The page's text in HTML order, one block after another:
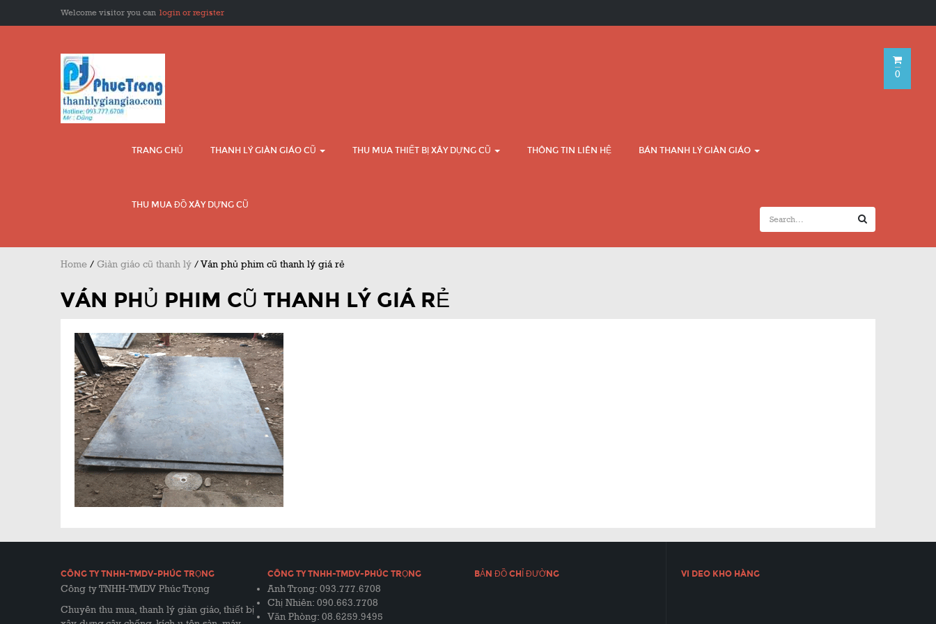
Welcome visitor you can login or register
TRANG CHỦ THANH LÝ GIÀN GIÁO CŨ THU MUA THIẾT BỊ XÂY DỰNG CŨ THÔNG TIN LIÊN HỆ BÁN THANH LÝ GIÀN GIÁO
THU MUA ĐỒ XÂY DỰNG CŨ
0
Home / Giàn giáo cũ thanh lý /Ván phủ phim cũ thanh lý giá rẻ
VÁN PHỦ PHIM CŨ THANH LÝ GIÁ RẺ
CÔNG TY TNHH-TMDV-PHÚC TRỌNG
Công ty TNHH-TMDV Phúc Trọng
Chuyên thu mua, thanh lý giàn giáo, thiết bị
CÔNG TY TNHH-TMDV-PHÚC TRỌNG
Anh Trọng: 093.777.6708
Chị Nhiên: 090.663.7708
Văn Phòng: 08.6259.9495
BẢN ĐỒ CHỈ ĐƯỜNG VI DEO KHO HÀNG